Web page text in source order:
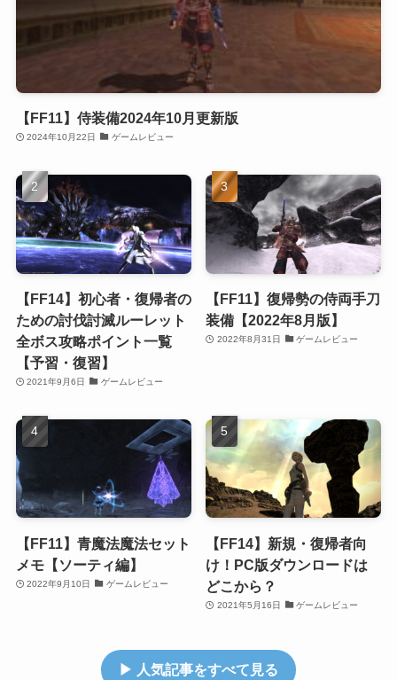
【FF11】侍装備2024年10月更新版
2024年10月22日 ゲームレビュー
【FF14】初心者・復帰者の
ための討伐討滅ルーレット
全ボス攻略ポイント一覧
【予習・復習】
2021年9月6日 ゲームレビュー
【FF11】復帰勢の侍両手刀
装備【2022年8月版】
2022年8月31日 ゲームレビュー
【FF11】青魔法魔法セット
メモ【ソーティ編】
2022年9月10日 ゲームレビュー
【FF14】新規・復帰者向
け！PC版ダウンロードは
どこから？
2021年5月16日 ゲームレビュー
▶ 人気記事をすべて見る